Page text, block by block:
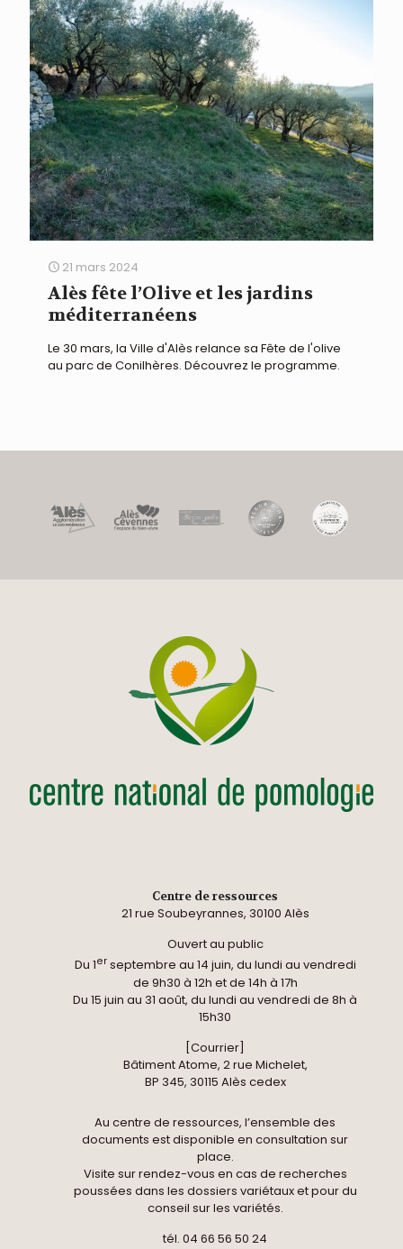
21 mars 2024
Alès fête l’Olive et les jardins
méditerranéens
Le 30 mars, la Ville d'Alès relance sa Fête de l'olive
au parc de Conilhères. Découvrez le programme.
Centre de ressources
21 rue Soubeyrannes, 30100 Alès
Ouvert au public
Du 1erseptembre au 14 juin, du lundi au vendredi
de 9h30 à 12h et de 14h à 17h
Du 15 juin au 31 août, du lundi au vendredi de 8h à
15h30
[Courrier]
Bâtiment Atome, 2 rue Michelet,
BP 345, 30115 Alès cedex
Au centre de ressources, l’ensemble des
documents est disponible en consultation sur
place.
Visite sur rendez-vous en cas de recherches
poussées dans les dossiers variétaux et pour du
conseil sur les variétés.
tél. 04 66 56 50 24